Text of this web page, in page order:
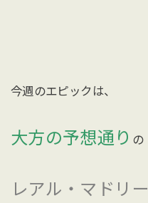
今週のエピックは、
大方の予想通り の
レアル・マドリー